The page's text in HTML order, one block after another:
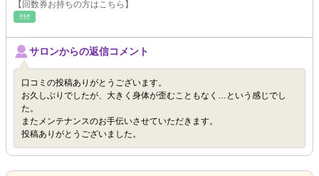
【回数券お持ちの方はこちら】
ﾘﾗｸ
サロンからの返信コメント
口コミの投稿ありがとうございます。
お久しぶりでしたが、大きく身体が歪むこともなく…という感じでし
た。
またメンテナンスのお手伝いさせていただきます。
投稿ありがとうございました。